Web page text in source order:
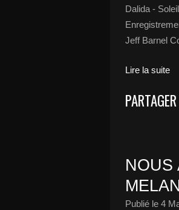
Dalida -
Jeff Barnel
Lire la suite
NOUS
Publié le 4